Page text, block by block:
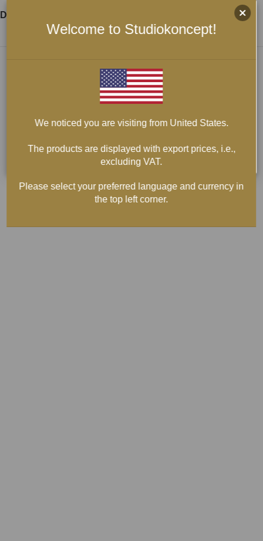
Dela:
Welcome to Studiokoncept!
We noticed you are visiting from United States.
The products are displayed with export prices, i.e.,
excluding VAT.
Please select your preferred language and currency in
the top left corner.